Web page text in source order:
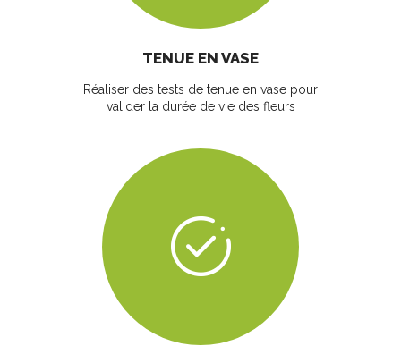
TENUE EN VASE
Réaliser des tests de tenue en vase pour
valider la durée de vie des fleurs